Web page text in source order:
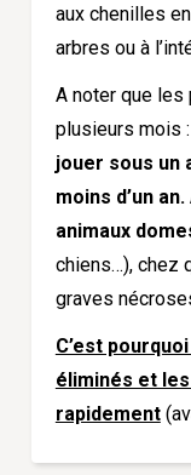
aux chenilles
arbres ou à
A noter que les
plusieurs mois :
jouer sous un
moins d’un
animaux
chiens…), chez
graves
C’est
éliminés et
rapidement